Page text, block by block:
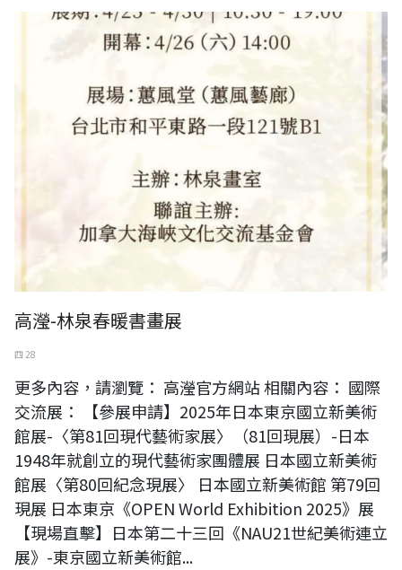
高瀅-林泉春暖書畫展
高瀅-林泉春暖書畫展
四 28
更多內容，請瀏覽： 高瀅官方網站 相關內容： 國際
交流展： 【參展申請】2025年日本東京國立新美術
館展-〈第81回現代藝術家展〉（81回現展）-日本
1948年就創立的現代藝術家團體展 日本國立新美術
館展〈第80回紀念現展〉 日本國立新美術館 第79回
現展 日本東京《OPEN World Exhibition 2025》展
【現場直擊】日本第二十三回《NAU21世紀美術連立
展》-東京國立新美術館...